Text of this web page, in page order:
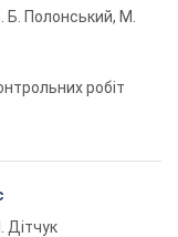
Б. Полонський, М.
робіт
Дітчук